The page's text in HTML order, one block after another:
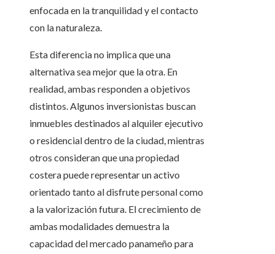
enfocada en la tranquilidad y el contacto
con la naturaleza.
Esta diferencia no implica que una
alternativa sea mejor que la otra. En
realidad, ambas responden a objetivos
distintos. Algunos inversionistas buscan
inmuebles destinados al alquiler ejecutivo
o residencial dentro de la ciudad, mientras
otros consideran que una propiedad
costera puede representar un activo
orientado tanto al disfrute personal como
a la valorización futura. El crecimiento de
ambas modalidades demuestra la
capacidad del mercado panameño para